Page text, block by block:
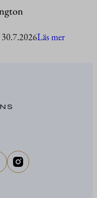
30.7.2026Läs mer: